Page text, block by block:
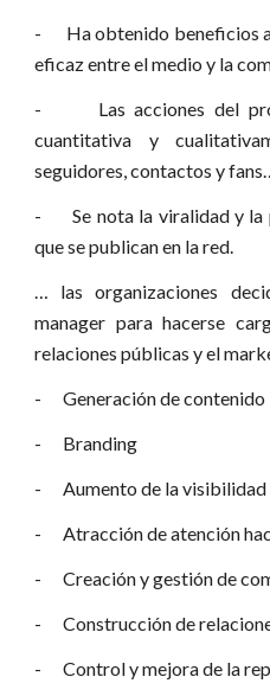
- Ha obtenido beneficios a
eficaz entre el medio y la
- Las acciones del
cuantitativa y
seguidores, contactos y
- Se nota la viralidad y la
que se publican en la red.
… las organizaciones
manager para hacerse
relaciones públicas y el
- Generación de contenido
- Branding
- Aumento de la visibilidad
- Atracción de atención
- Creación y gestión de
- Construcción de
- Control y mejora de la